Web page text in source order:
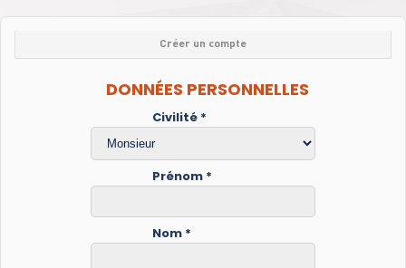
Créer un compte
DONNÉES PERSONNELLES
Civilité *
Prénom *
Nom *